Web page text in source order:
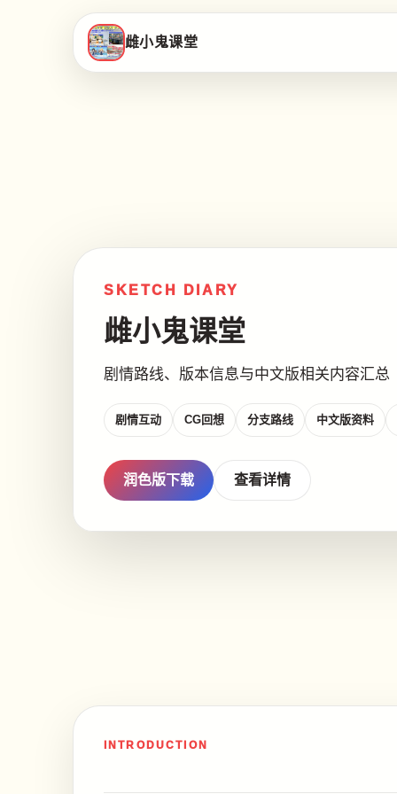
雌小鬼课堂
SKETCH DIARY
雌小鬼课堂
剧情路线、版本信息与中文版相关内容汇总
剧情互动 CG回想 分支路线 中文版资料
润色版下载 查看详情
INTRODUCTION